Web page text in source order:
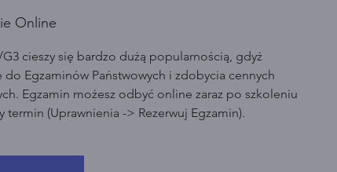
Online
cieszy się bardzo dużą popularnością, gdyż
Egzaminów Państwowych i zdobycia cennych
Egzamin możesz odbyć online zaraz po szkoleniu
(Uprawnienia -> Rezerwuj Egzamin).